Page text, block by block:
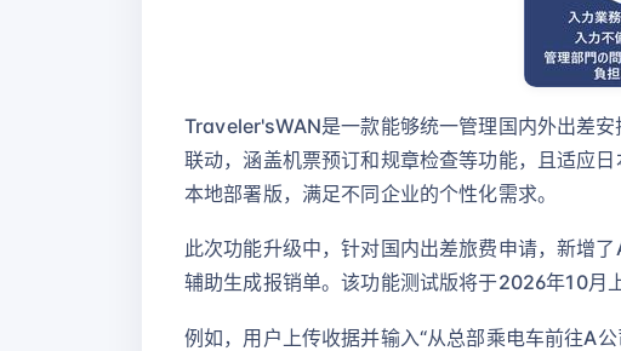
Traveler'sWAN是一款能够统一管理国内外出差
联动，涵盖机票预订和规章检查等功能，且适应
本地部署版，满足不同企业的个性化需求。
此次功能升级中，针对国内出差旅费申请，新增
辅助生成报销单。该功能测试版将于2026年10月上
例如，用户上传收据并输入“从总部乘电车前往A